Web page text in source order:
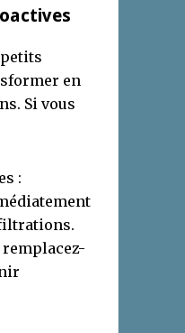
en
Si vous
:
remplacez-